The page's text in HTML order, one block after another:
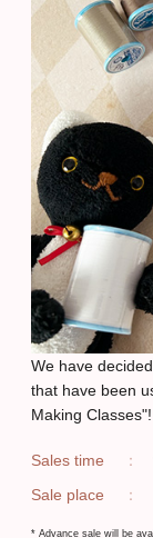
We have
that have been
Making Classes"!
Sales time
Sale place
* Advance sale will be